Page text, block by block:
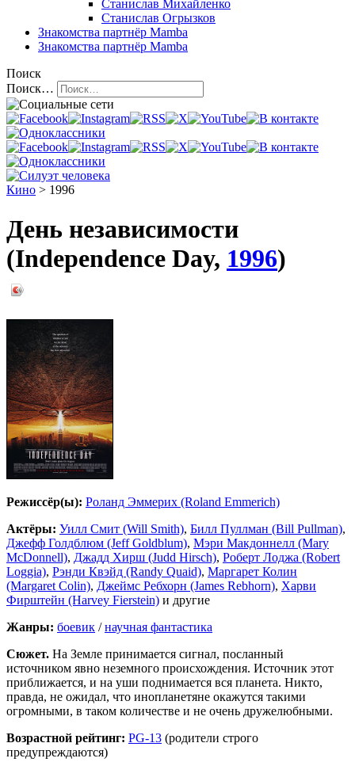
Станислав Михайленко
Станислав Огрызков
Знакомства партнёр Mamba
Знакомства партнёр Mamba
Поиск
Поиск…
Кино > 1996
День независимости
(Independence Day, 1996)
Режиссёр(ы): Роланд Эммерих (Roland Emmerich)
Актёры: Уилл Смит (Will Smith), Билл Пуллман (Bill Pullman),
Джефф Голдблюм (Jeff Goldblum), Мэри Макдоннелл (Mary
McDonnell), Джадд Хирш (Judd Hirsch), Роберт Лоджа (Robert
Loggia), Рэнди Квэйд (Randy Quaid), Маргарет Колин
(Margaret Colin), Джеймс Ребхорн (James Rebhorn), Харви
Фирштейн (Harvey Fierstein) и другие
Жанры: боевик /научная фантастика
Сюжет. На Земле принимается сигнал, посланный
источником явно неземного происхождения. Источник этот
приближается, и на уши поднимается вся планета. Никто,
правда, не ожидал, что инопланетяне окажутся такими
огромными, в таком количестве и не очень дружелюбными.
Возрастной рейтинг: PG-13 (родители строго
предупреждаются)